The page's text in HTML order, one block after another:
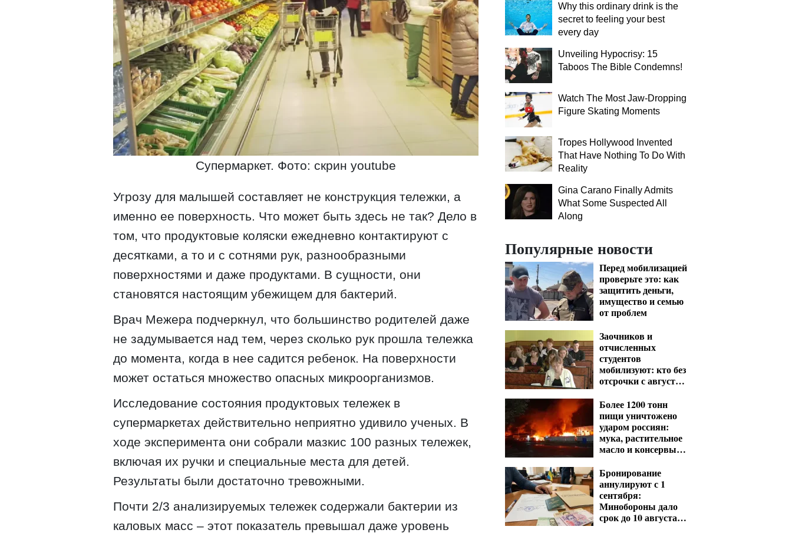
Супермаркет. Фото: скрин youtube
Угрозу для малышей составляет не конструкция тележки, а
именно ее поверхность. Что может быть здесь не так? Дело в
том, что продуктовые коляски ежедневно контактируют с
десятками, а то и с сотнями рук, разнообразными
поверхностями и даже продуктами. В сущности, они
становятся настоящим убежищем для бактерий.
Врач Межера подчеркнул, что большинство родителей даже
не задумывается над тем, через сколько рук прошла тележка
до момента, когда в нее садится ребенок. На поверхности
может остаться множество опасных микроорганизмов.
Исследование состояния продуктовых тележек в
супермаркетах действительно неприятно удивило ученых. В
ходе эксперимента они собрали мазкис 100 разных тележек,
включая их ручки и специальные места для детей.
Результаты были достаточно тревожными.
Почти 2/3 анализируемых тележек содержали бактерии из
каловых масс – этот показатель превышал даже уровень
Why this ordinary drink is the
secret to feeling your best
every day
Unveiling Hypocrisy: 15
Taboos The Bible Condemns!
Watch The Most Jaw‑Dropping
Figure Skating Moments
Tropes Hollywood Invented
That Have Nothing To Do With
Reality
Gina Carano Finally Admits
What Some Suspected All
Along
Популярные новости
Перед мобилизацией
проверьте это: как
защитить деньги,
имущество и семью
от проблем
Заочников и
отчисленных
студентов
мобилизуют: кто без
отсрочки с августа
Более 1200 тонн
пищи уничтожено
ударом россиян:
мука, растительное
масло и консервы
полок
Бронирование
аннулируют с 1
сентября:
Минобороны дало
срок до 10 августа